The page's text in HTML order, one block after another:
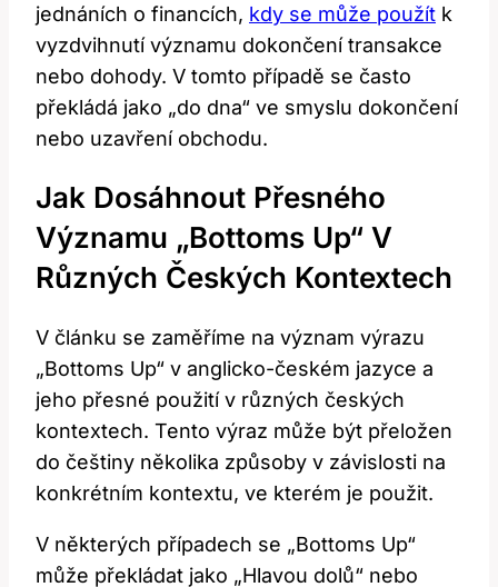
jednáních o financích, kdy se může použít k
vyzdvihnutí významu dokončení transakce
nebo dohody. V tomto případě se často
překládá jako „do dna“ ve smyslu dokončení
nebo uzavření obchodu.
Jak Dosáhnout Přesného
Významu „Bottoms Up“ V
Různých Českých Kontextech
V článku se zaměříme na význam výrazu
„Bottoms Up“ v anglicko-českém jazyce a
jeho přesné použití v různých českých
kontextech. Tento výraz může být přeložen
do češtiny několika způsoby v závislosti na
konkrétním kontextu, ve kterém je použit.
V některých případech se „Bottoms Up“
může překládat jako „Hlavou dolů“ nebo